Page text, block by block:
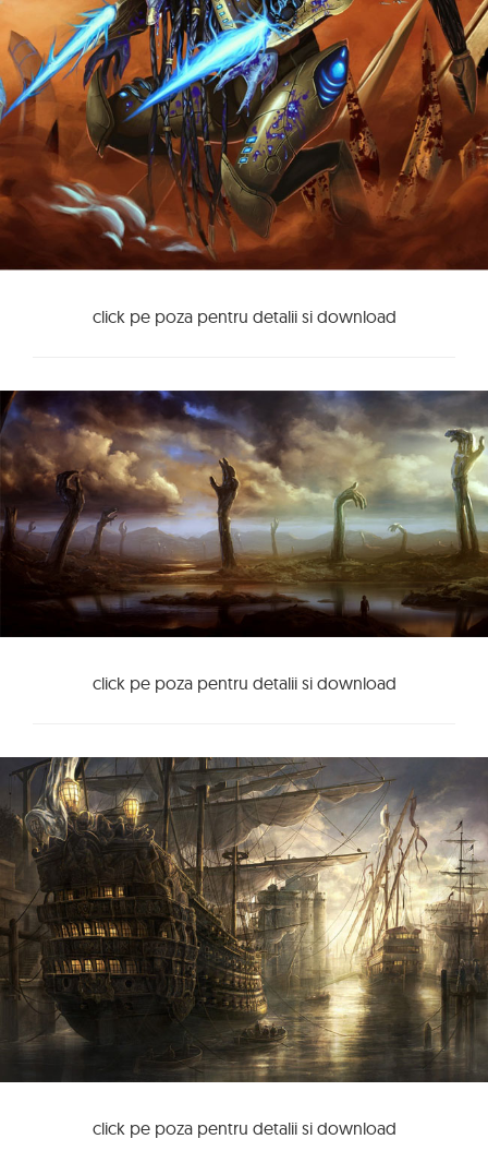
click pe poza pentru detalii si download
click pe poza pentru detalii si download
click pe poza pentru detalii si download